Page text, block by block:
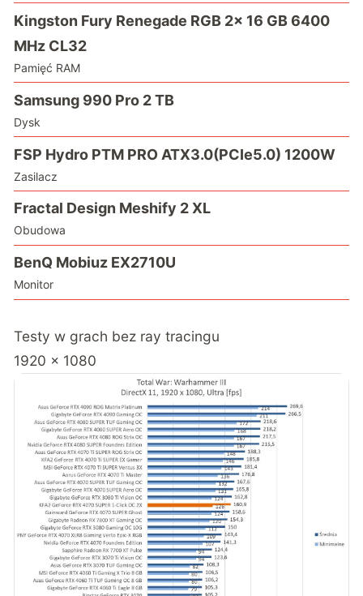
Pamięć RAM
Kingston Fury Renegade RGB 2x 16 GB 6400
MHz CL32
Dysk
Samsung 990 Pro 2 TB
Zasilacz
FSP Hydro PTM PRO ATX3.0(PCIe5.0) 1200W
Obudowa
Fractal Design Meshify 2 XL
Monitor
BenQ Mobiuz EX2710U
Testy w grach bez ray tracingu
1920 x 1080